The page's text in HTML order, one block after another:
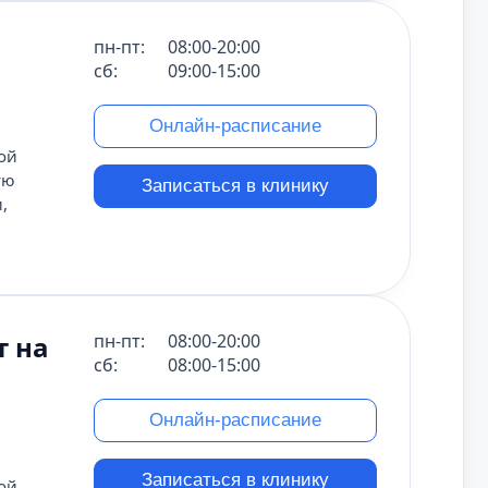
пн-пт:
08:00-20:00
сб:
09:00-15:00
Онлайн-расписание
Записаться в клинику
на пн-пт:
08:00-20:00
сб:
08:00-15:00
Онлайн-расписание
Записаться в клинику